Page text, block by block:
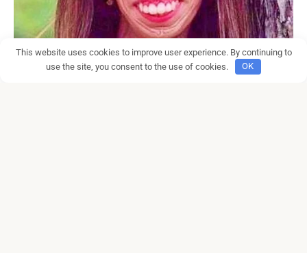
This website uses cookies to improve user experience. By continuing to
use the site, you consent to the use of cookies.
OK